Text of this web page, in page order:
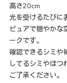
高さ20cm
光を受けるたびに
ピュアで穏やかな
ークです。
確認できるシミや
してるシミやほつ
ご了承ください。